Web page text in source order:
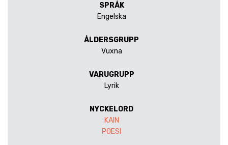
SPRÅK
Engelska
ÅLDERSGRUPP
Vuxna
VARUGRUPP
Lyrik
NYCKELORD
KAIN
POESI